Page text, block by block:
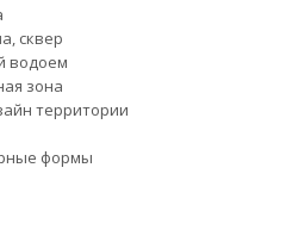
сквер
водоем
зона
территории
формы